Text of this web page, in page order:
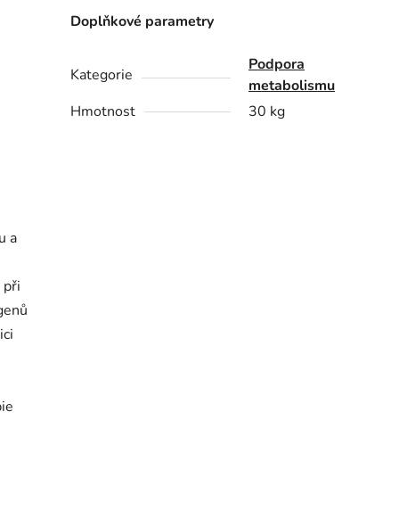
a
při
Doplňkové parametry
Kategorie
Podpora
metabolismu
Hmotnost
30 kg